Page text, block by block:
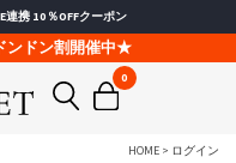
連携 10％OFFクーポン
ンドン割開催中★
0
HOME ログイン